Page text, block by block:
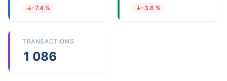
↓-7.4 % ↓-3.6 %
TRANSACTIONS
1 086